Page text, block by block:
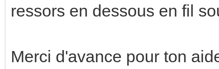
ressors en dessous en fil
Merci d'avance pour ton